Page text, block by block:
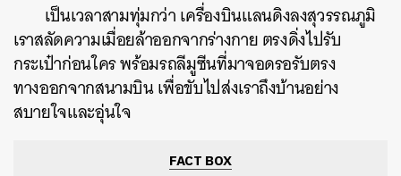
เป็นเวลาสามทุ่มกว่า เครื่องบินแลนดิงลงสุวรรณภูมิ
เราสลัดความเมื่อยล้าออกจากร่างกาย ตรงดิ่งไปรับ
กระเป๋าก่อนใคร พร้อมรถลีมูซีนที่มาจอดรอรับตรง
ทางออกจากสนามบิน เพื่อขับไปส่งเราถึงบ้านอย่าง
สบายใจและอุ่นใจ
FACT BOX